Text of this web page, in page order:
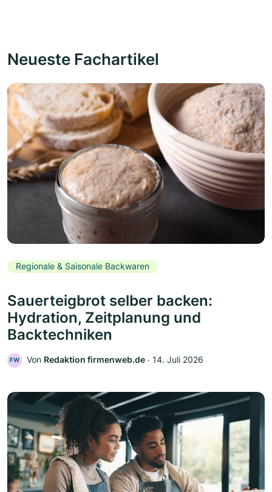
Neueste Fachartikel
Regionale & Saisonale Backwaren
Sauerteigbrot selber backen:
Hydration, Zeitplanung und
Backtechniken
FW Von Redaktion firmenweb.de ‧ 14. Juli 2026